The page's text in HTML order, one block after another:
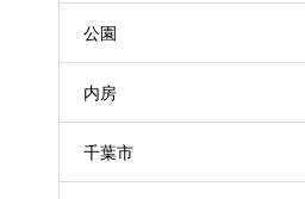
公園
内房
千葉市